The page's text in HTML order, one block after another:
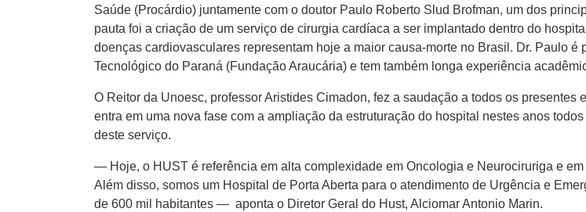
Saúde (Procárdio) juntamente com o doutor Paulo Roberto Slud Brofman, um dos
pauta foi a criação de um serviço de cirurgia cardíaca a ser implantado dentro do
doenças cardiovasculares representam hoje a maior causa-morte no Brasil. Dr. Paulo
Tecnológico do Paraná (Fundação Araucária) e tem também longa experiência
O Reitor da Unoesc, professor Aristides Cimadon, fez a saudação a todos os
entra em uma nova fase com a ampliação da estruturação do hospital nestes anos
deste serviço.
— Hoje, o HUST é referência em alta complexidade em Oncologia e Neurociruriga e
Além disso, somos um Hospital de Porta Aberta para o atendimento de Urgência e
de 600 mil habitantes — aponta o Diretor Geral do Hust, Alciomar Antonio Marin.